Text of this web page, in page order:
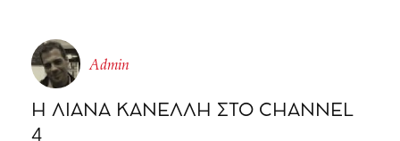
Admin
Η ΛΙΑΝΑ ΚΑΝΕΛΛΗ ΣΤΟ CHΑΝΝΕL
4